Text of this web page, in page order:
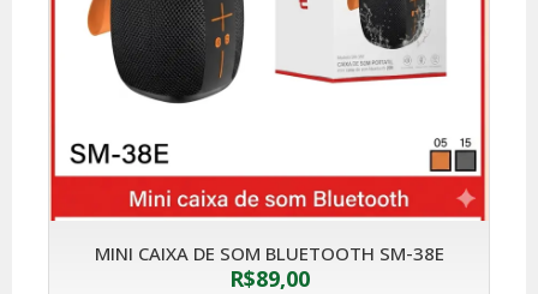
MINI CAIXA DE SOM BLUETOOTH SM-38E
R$89,00